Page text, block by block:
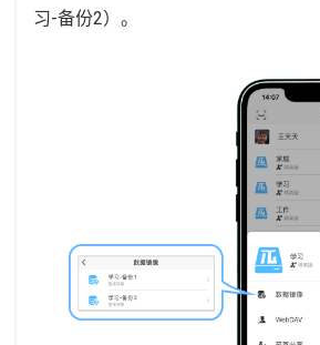
习-备份2）。